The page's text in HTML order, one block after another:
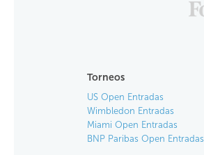
Torneos
US Open Entradas
Wimbledon Entradas
Miami Open Entradas
BNP Paribas Open Entradas